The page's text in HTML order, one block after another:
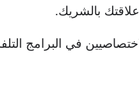
بالشريك.
في البرامج